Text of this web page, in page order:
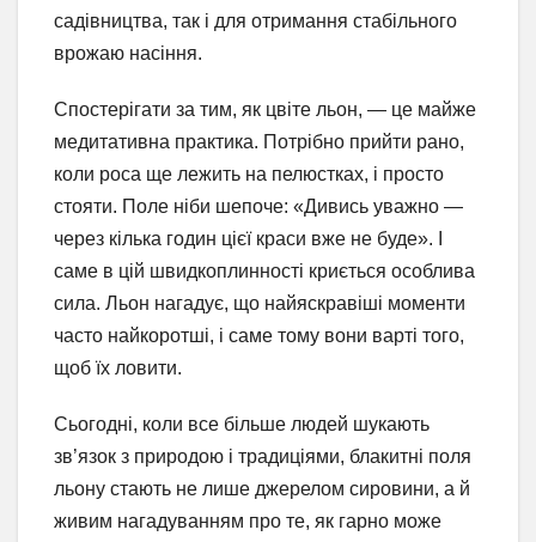
садівництва, так і для отримання стабільного
врожаю насіння.
Спостерігати за тим, як цвіте льон, — це майже
медитативна практика. Потрібно прийти рано,
коли роса ще лежить на пелюстках, і просто
стояти. Поле ніби шепоче: «Дивись уважно —
через кілька годин цієї краси вже не буде». І
саме в цій швидкоплинності криється особлива
сила. Льон нагадує, що найяскравіші моменти
часто найкоротші, і саме тому вони варті того,
щоб їх ловити.
Сьогодні, коли все більше людей шукають
зв’язок з природою і традиціями, блакитні поля
льону стають не лише джерелом сировини, а й
живим нагадуванням про те, як гарно може